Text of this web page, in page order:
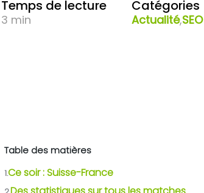
Temps de lecture
3 min
Catégories
Actualité,SEO
Table des matières
1.Ce soir : Suisse-France